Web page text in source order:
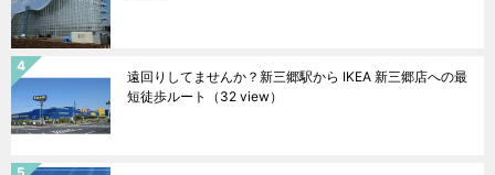
遠回りしてませんか？新三郷駅から IKEA 新三郷店への最
短徒歩ルート
（32 view）